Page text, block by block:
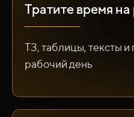
Тратите время на
ТЗ, таблицы, тексты
рабочий день